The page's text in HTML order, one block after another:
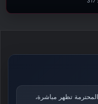
تظهر مباشرة،